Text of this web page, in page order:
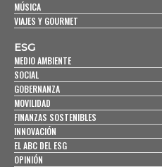
MÚSICA
VIAJES Y GOURMET
ESG
MEDIO AMBIENTE
SOCIAL
GOBERNANZA
MOVILIDAD
FINANZAS SOSTENIBLES
INNOVACIÓN
EL ABC DEL ESG
OPINIÓN